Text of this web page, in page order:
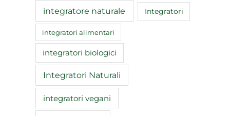
integratore naturale Integratori
integratori alimentari
integratori biologici
Integratori Naturali
integratori vegani